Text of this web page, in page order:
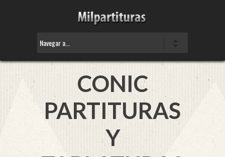
CONIC
PARTITURAS
Y